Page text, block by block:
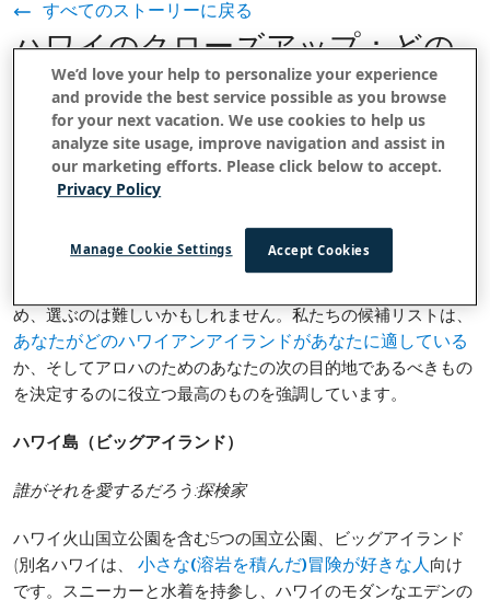
すべてのストーリーに戻る
ハワイのクローズアップ：どの
島が一番好きですか？
2019年11月26日
ており、ハワイはこれまで以上にアクセスしやすくなっていま
す。しかし、観光客に優しい6つの島々に多くののんびりとし
め、選ぶのは難しいかもしれません。私たちの候補リストは、
あなたがどのハワイアンアイランドがあなたに適している
か、そしてアロハのためのあなたの次の目的地であるべきもの
を決定するのに役立つ最高のものを強調しています。
ハワイ島（ビッグアイランド）
誰がそれを愛するだろう:探検家
ハワイ火山国立公園を含む5つの国立公園、ビッグアイランド
(別名ハワイは、 小さな(溶岩を積んだ)冒険が好きな人 向け
です。スニーカーと水着を持参し、ハワイのモダンなエデンの
We’d love your help to personalize your experience
and provide the best service possible as you browse
for your next vacation. We use cookies to help us
analyze site usage, improve navigation and assist in
our marketing efforts. Please click below to accept.
Privacy Policy
Accept Cookies
Manage Cookie Settings